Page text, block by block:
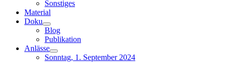
Sonstiges
Material
Doku
Blog
Publikation
Anlässe
Sonntag, 1. September 2024